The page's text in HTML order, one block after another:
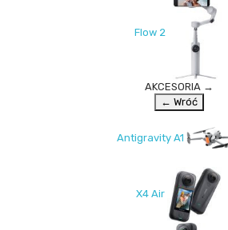
Flow 2
AKCESORIA →
← Wróć
Antigravity A1
X4 Air